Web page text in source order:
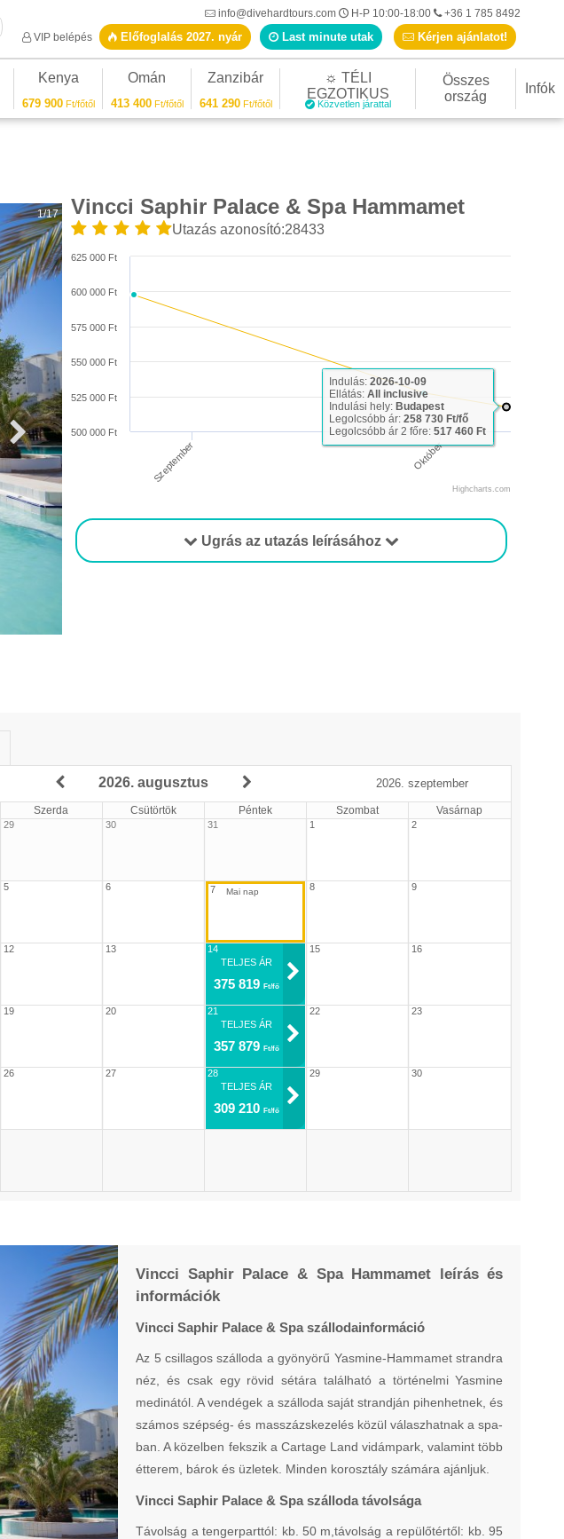
info@divehardtours.com H-P 10:00-18:00
+36 1 785 8492
VIP belépés
Előfoglalás 2027. nyár Last minute utak Kérjen ajánlatot!
Kenya
679 900Ft/főtől
Omán
413 400Ft/főtől
Zanzibár
641 290Ft/főtől
☼ TÉLI
EGZOTIKUS
Közvetlen járattal
Összes
ország
Infók
Vincci Saphir Palace & Spa Hammamet
Utazás azonosító:28433
Szeptember Október
500 000 Ft
525 000 Ft
550 000 Ft
575 000 Ft
600 000 Ft
625 000 Ft
Highcharts.com
Indulás:2026-10-09
Ellátás:All inclusive
Indulási hely: Budapest
Legolcsóbb ár:258 730 Ft/fő
Legolcsóbb ár 2 főre:517 460 Ft
Ugrás az utazás leírásához
1/17
2026. augusztus 2026. szeptember
Szerda Csütörtök Péntek Szombat Vasárnap
29 30 31 1 2
5 6 7 8 9
12 13
14
TELJES ÁR
375 819Ft/fő
15 16
19 20
21
TELJES ÁR
357 879Ft/fő
22 23
26 27
28
TELJES ÁR
309 210Ft/fő
29 30
Vincci Saphir Palace & Spa Hammamet leírás és
információk
Vincci Saphir Palace & Spa szállodainformáció
Az 5 csillagos szálloda a gyönyörű Yasmine-Hammamet strandra
néz, és csak egy rövid sétára található a történelmi Yasmine
medinától. A vendégek a szálloda saját strandján pihenhetnek, és
számos szépség- és masszázskezelés közül válaszhatnak a spa-
ban. A közelben fekszik a Cartage Land vidámpark, valamint több
étterem, bárok és üzletek. Minden korosztály számára ajánljuk.
Vincci Saphir Palace & Spa szálloda távolsága
Távolság a tengerparttól: kb. 50 m,távolság a repülőtértől: kb. 95